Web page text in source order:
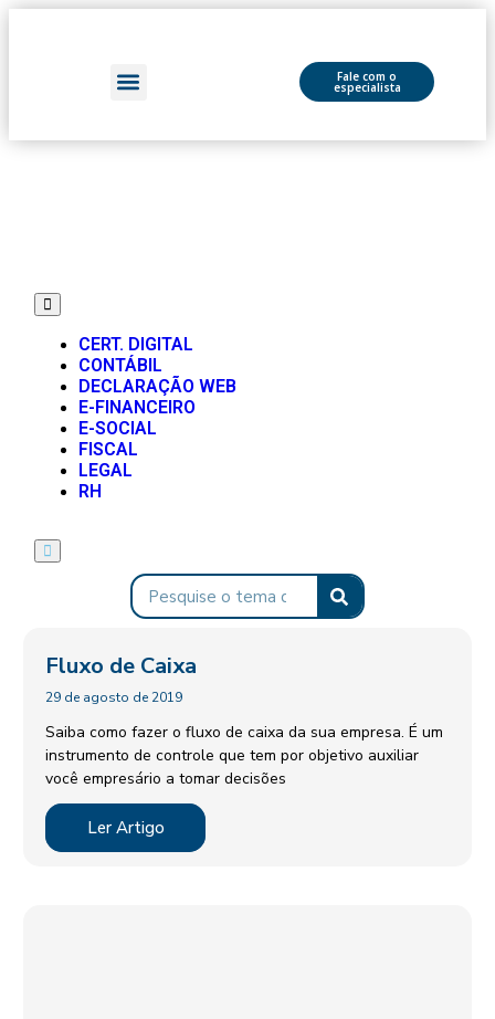
Fale com o
especialista
CERT. DIGITAL
CONTÁBIL
DECLARAÇÃO WEB
E-FINANCEIRO
E-SOCIAL
FISCAL
LEGAL
RH
Fluxo de Caixa
29 de agosto de 2019
Saiba como fazer o fluxo de caixa da sua empresa. É um
instrumento de controle que tem por objetivo auxiliar
você empresário a tomar decisões
Ler Artigo